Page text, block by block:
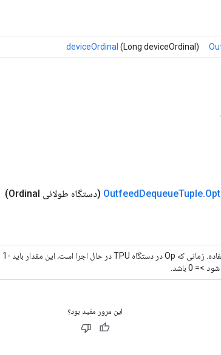
deviceOrdinal (Long deviceOrdinal)
OutfeedDequeueTuple. (دستگاه طولانی Ordinal)
این مرور مفید بود؟